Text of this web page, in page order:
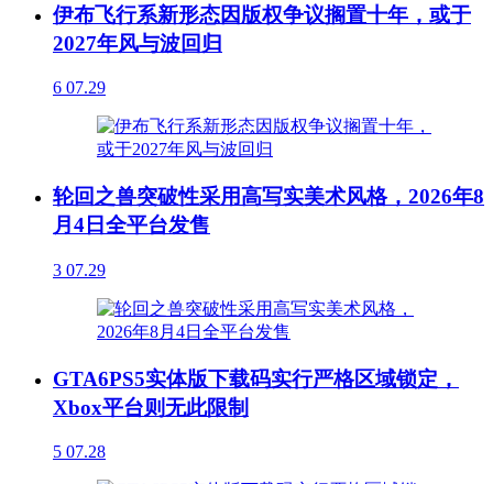
伊布飞行系新形态因版权争议搁置十年，或于
2027年风与波回归
6 07.29
轮回之兽突破性采用高写实美术风格，2026年8
月4日全平台发售
3 07.29
GTA6PS5实体版下载码实行严格区域锁定，
Xbox平台则无此限制
5 07.28